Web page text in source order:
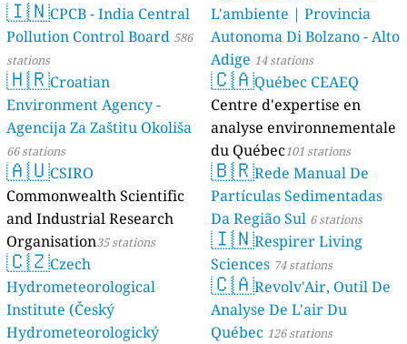
🇮🇳CPCB - India Central
Pollution Control Board 586
stations
🇭🇷Croatian
Environment Agency -
Agencija Za Zaštitu Okoliša
66 stations
🇦🇺CSIRO
Commonwealth Scientific
and Industrial Research
Organisation35 stations
🇨🇿Czech
Hydrometeorological
Institute (Český
Hydrometeorologický
L'ambiente | Provincia
Autonoma Di Bolzano - Alto
Adige 14 stations
🇨🇦Québec CEAEQ
Centre d'expertise en
analyse environnementale
du Québec101 stations
🇧🇷Rede Manual De
Partículas Sedimentadas
Da Região Sul 6 stations
🇮🇳Respirer Living
Sciences 74 stations
🇨🇦Revolv'Air, Outil De
Analyse De L'air Du
Québec 126 stations